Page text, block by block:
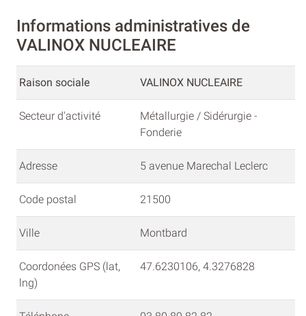
Informations administratives de
VALINOX NUCLEAIRE
Raison sociale VALINOX NUCLEAIRE
Secteur d'activité
Métallurgie / Sidérurgie -
Fonderie
Adresse 5 avenue Marechal Leclerc
Code postal 21500
Ville Montbard
Coordonées GPS (lat,
lng)
47.6230106, 4.3276828